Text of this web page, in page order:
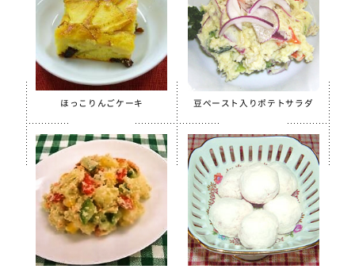
全学栄 かぼちゃチーズフライ
【只今休売中】全学栄 黒豆さつま
ソフトササミフレーク
ほぐしささみ（水煮）
美ら海育ちもずく
【只今休売中】青大豆ペースト
白花豆&白いんげん豆ペースト
スクールがんもどき（Ca・Fe）
スクール糸かまぼこ
スクールちくわ
ほっこりんごケーキ 豆ペースト入りポテトサラダ